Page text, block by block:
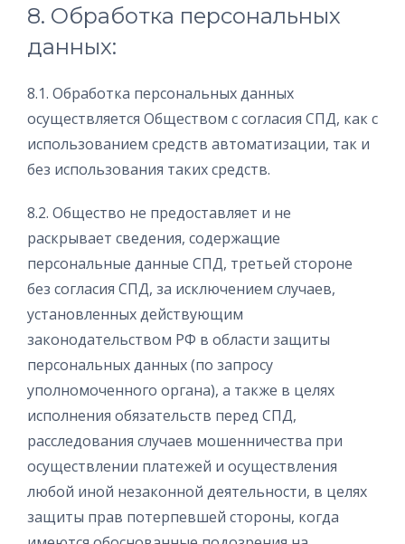
8. Обработка персональных
данных:
8.1. Обработка персональных данных
осуществляется Обществом с согласия СПД, как с
использованием средств автоматизации, так и
без использования таких средств.
8.2. Общество не предоставляет и не
раскрывает сведения, содержащие
персональные данные СПД, третьей стороне
без согласия СПД, за исключением случаев,
установленных действующим
законодательством РФ в области защиты
персональных данных (по запросу
уполномоченного органа), а также в целях
исполнения обязательств перед СПД,
расследования случаев мошенничества при
осуществлении платежей и осуществления
любой иной незаконной деятельности, в целях
защиты прав потерпевшей стороны, когда